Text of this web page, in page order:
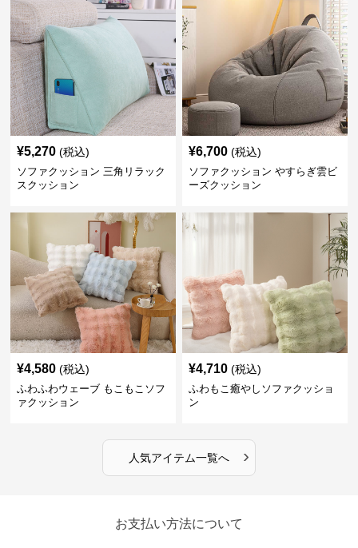
¥5,270 (税込)
ソファクッション 三角リラック
スクッション
¥6,700 (税込)
ソファクッション やすらぎ雲ビ
ーズクッション
¥4,580 (税込)
ふわふわウェーブ もこもこソフ
ァクッション
¥4,710 (税込)
ふわもこ癒やしソファクッショ
ン
人気アイテム一覧へ ›
お支払い方法について